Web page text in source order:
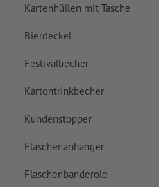
Kartenhüllen mit Tasche
Bierdeckel
Festivalbecher
Kartontrinkbecher
Kundenstopper
Flaschenanhänger
Flaschenbanderole